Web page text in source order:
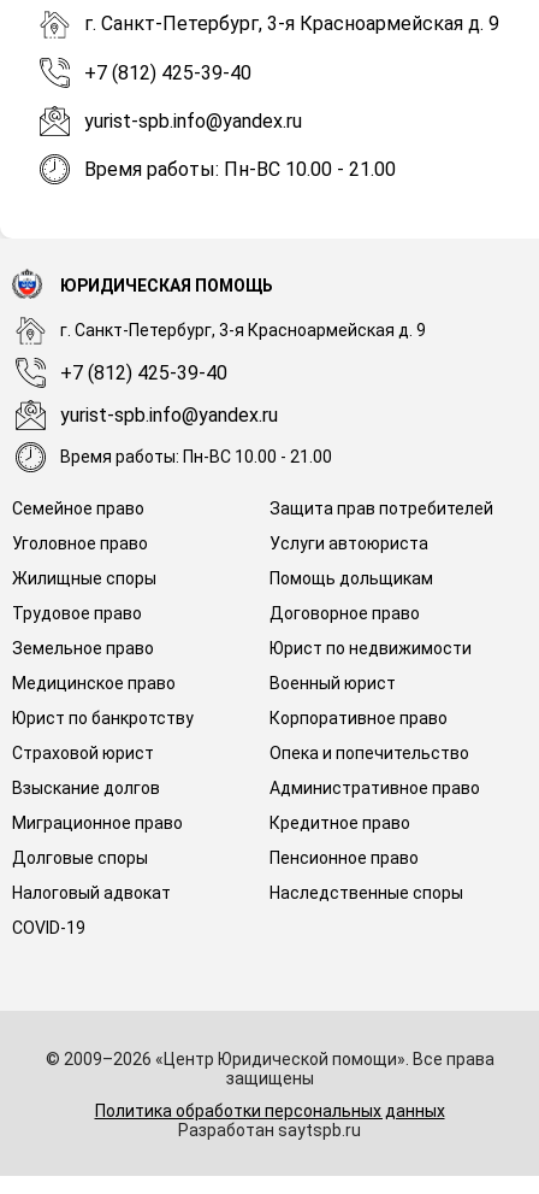
г. Санкт-Петербург, 3-я Красноармейская д. 9
+7 (812) 425-39-40
yurist-spb.info@yandex.ru
Время работы: Пн-ВС 10.00 - 21.00
Семейное право
Защита прав потребителей
Уголовное право
Услуги автоюриста
Жилищные споры
Помощь дольщикам
Трудовое право
Договорное право
Земельное право
Юрист по недвижимости
Медицинское право
Военный юрист
Юрист по банкротству
Корпоративное право
Страховой юрист
Опека и попечительство
Взыскание долгов
Административное право
Миграционное право
Кредитное право
Долговые споры
Пенсионное право
Налоговый адвокат
Наследственные споры
COVID-19
ЮРИДИЧЕСКАЯ ПОМОЩЬ
г. Санкт-Петербург, 3-я Красноармейская д. 9
+7 (812) 425-39-40
yurist-spb.info@yandex.ru
Время работы: Пн-ВС 10.00 - 21.00
© 2009–2026 «Центр Юридической помощи». Все права
защищены
Политика обработки персональных данных
Разработан saytspb.ru